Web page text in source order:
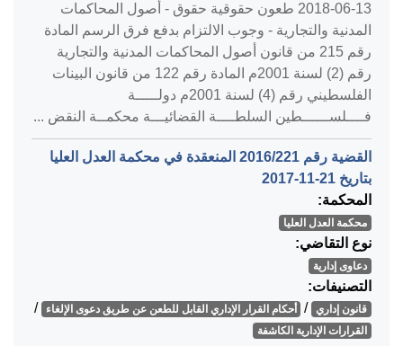
‎2018-06-13‏ طعون حقوقية حقوق - أصول المحاكمات
المدنية والتجارية - وجوب الالتزام بدفع فرق الرسم المادة
رقم 215 من قانون أصول المحاكمات المدنية والتجارية
رقم (2) لسنة 2001م المادة رقم 122 من قانون البينات
الفلسطيني رقم (4) لسنة 2001م دولـــــة
فــــلســــــطين السلطــــة القضائيـــة محكمــة النقض ...
القضية رقم ‎221‏/‎2016‏ المنعقدة في محكمة العدل العليا
بتاريخ ‎2017-11-21‏
المحكمة:
محكمة العدل العليا
نوع التقاضي:
دعاوى إدارية
التصنيفات:
قانون إداري / أحكام القرار الإداري القابل للطعن عن طريق دعوى الإلغاء /
القرارات الإدارية الكاشفة